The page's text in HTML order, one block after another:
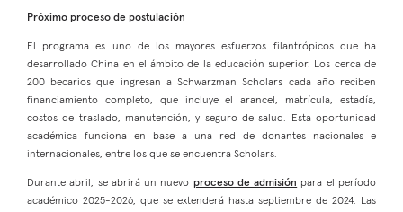
Próximo proceso de postulación
El programa es uno de los mayores esfuerzos filantrópicos que ha
desarrollado China en el ámbito de la educación superior. Los cerca de
200 becarios que ingresan a Schwarzman Scholars cada año reciben
financiamiento completo, que incluye el arancel, matrícula, estadía,
costos de traslado, manutención, y seguro de salud. Esta oportunidad
académica funciona en base a una red de donantes nacionales e
internacionales, entre los que se encuentra Scholars.
Durante abril, se abrirá un nuevo proceso de admisión para el período
académico 2025-2026, que se extenderá hasta septiembre de 2024. Las